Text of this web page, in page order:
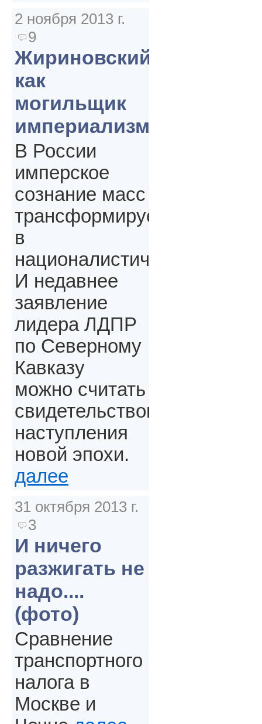
2 ноября 2013 г.
9
Жириновский
как
могильщик
империализма
В России
имперское
сознание масс
трансформируется
в
националистическое.
И недавнее
заявление
лидера ЛДПР
по Северному
Кавказу
можно считать
свидетельством
наступления
новой эпохи.
далее
31 октября 2013 г.
3
И ничего
разжигать не
надо....
(фото)
Сравнение
транспортного
налога в
Москве и